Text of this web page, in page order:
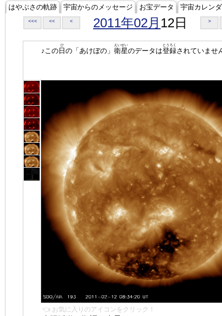
はやぶさの軌跡 宇宙からのメッセージ お宝データ 宇宙カレン
<<< << < 2011年02月 12日 >
♪この日
ひ
の「あけぼの」 衛星
えいせい
のデータは登録
とうろく
されていませ
👈 お気に入りのアイコンをクリック！